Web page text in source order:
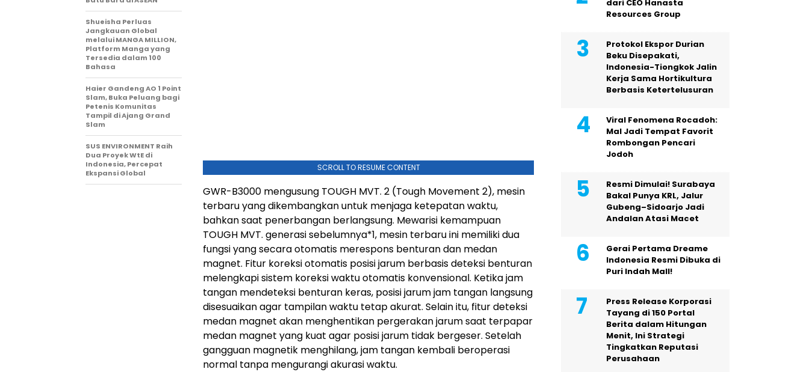
SCROLL TO RESUME CONTENT
GWR-B3000 mengusung TOUGH MVT. 2 (Tough Movement 2), mesin
terbaru yang dikembangkan untuk menjaga ketepatan waktu,
bahkan saat penerbangan berlangsung. Mewarisi kemampuan
TOUGH MVT. generasi sebelumnya*1, mesin terbaru ini memiliki dua
fungsi yang secara otomatis merespons benturan dan medan
magnet. Fitur koreksi otomatis posisi jarum berbasis deteksi benturan
melengkapi sistem koreksi waktu otomatis konvensional. Ketika jam
tangan mendeteksi benturan keras, posisi jarum jam tangan langsung
disesuaikan agar tampilan waktu tetap akurat. Selain itu, fitur deteksi
medan magnet akan menghentikan pergerakan jarum saat terpapar
medan magnet yang kuat agar posisi jarum tidak bergeser. Setelah
gangguan magnetik menghilang, jam tangan kembali beroperasi
normal tanpa mengurangi akurasi waktu.
Shueisha Perluas
Jangkauan Global
melalui MANGA MILLION,
Platform Manga yang
Tersedia dalam 100
Bahasa
Haier Gandeng AO 1 Point
Slam, Buka Peluang bagi
Petenis Komunitas
Tampil di Ajang Grand
Slam
SUS ENVIRONMENT Raih
Dua Proyek WtE di
Indonesia, Percepat
Ekspansi Global
dari CEO Hanasta
Resources Group
Protokol Ekspor Durian
Beku Disepakati,
Indonesia-Tiongkok Jalin
Kerja Sama Hortikultura
Berbasis Ketertelusuran
Viral Fenomena Rocadoh:
Mal Jadi Tempat Favorit
Rombongan Pencari
Jodoh
Resmi Dimulai! Surabaya
Bakal Punya KRL, Jalur
Gubeng–Sidoarjo Jadi
Andalan Atasi Macet
Gerai Pertama Dreame
Indonesia Resmi Dibuka di
Puri Indah Mall!
Press Release Korporasi
Tayang di 150 Portal
Berita dalam Hitungan
Menit, Ini Strategi
Tingkatkan Reputasi
Perusahaan